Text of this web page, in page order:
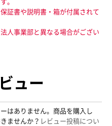
証書や説明書・箱が付属されて
人事業部と異なる場合がござい
ュー
はありません。商品を購入し
ませんか？ レビュー投稿につい